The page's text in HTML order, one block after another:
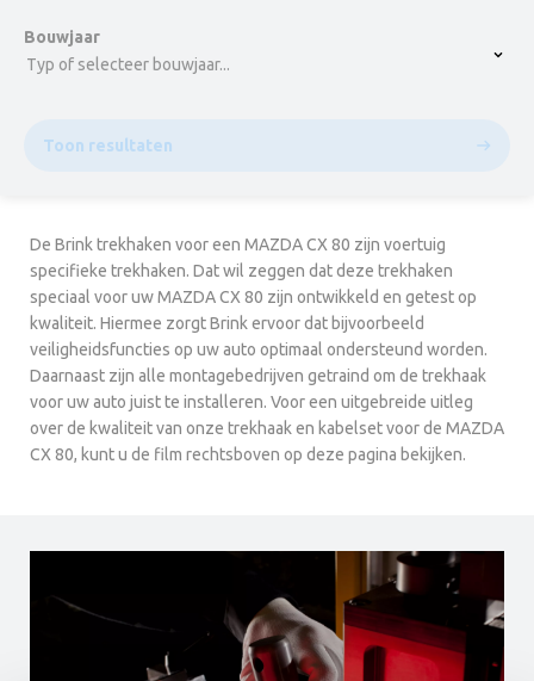
Bouwjaar
Typ of selecteer bouwjaar...
Toon resultaten
De Brink trekhaken voor een MAZDA CX 80 zijn voertuig
specifieke trekhaken. Dat wil zeggen dat deze trekhaken
speciaal voor uw MAZDA CX 80 zijn ontwikkeld en getest op
kwaliteit. Hiermee zorgt Brink ervoor dat bijvoorbeeld
veiligheidsfuncties op uw auto optimaal ondersteund worden.
Daarnaast zijn alle montagebedrijven getraind om de trekhaak
voor uw auto juist te installeren. Voor een uitgebreide uitleg
over de kwaliteit van onze trekhaak en kabelset voor de MAZDA
CX 80, kunt u de film rechtsboven op deze pagina bekijken.